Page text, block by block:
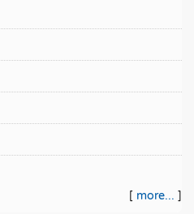
[ more... ]